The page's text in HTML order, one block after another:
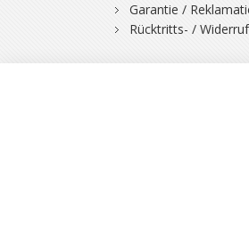
Garantie /
Rücktritts- /